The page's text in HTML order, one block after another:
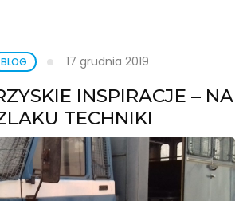
BLOG 17 grudnia 2019
INSPIRACJE – NA
TECHNIKI